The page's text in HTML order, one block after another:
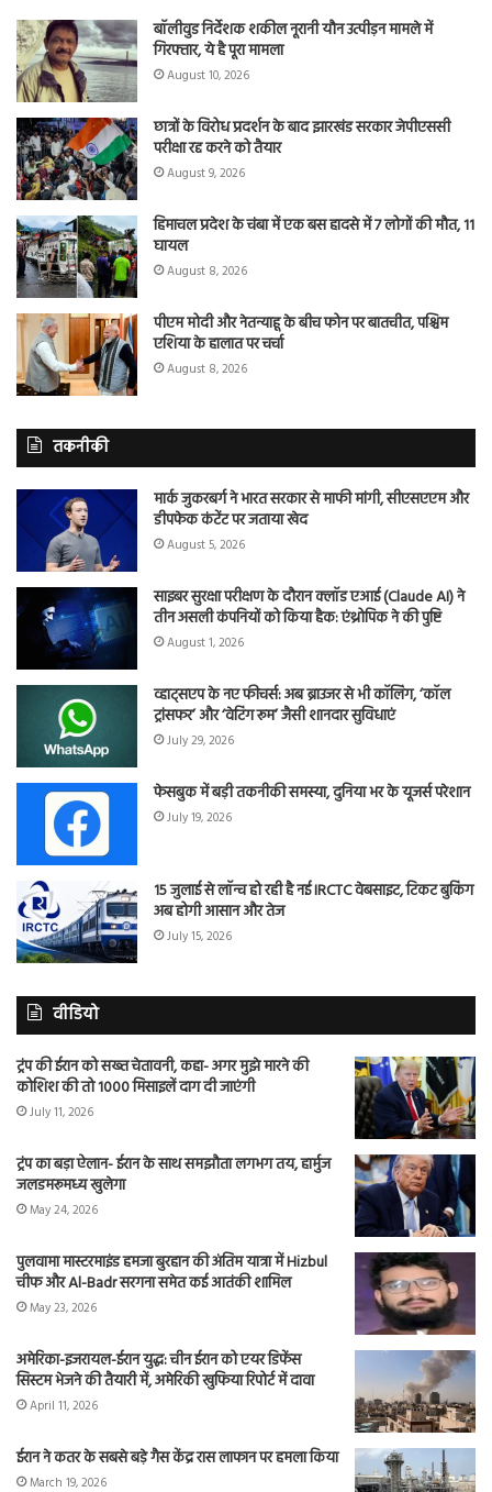
बॉलीवुड निर्देशक शकील नूरानी यौन उत्पीड़न मामले में
गिरफ्तार, ये है पूरा मामला
August 10, 2026
छात्रों के विरोध प्रदर्शन के बाद झारखंड सरकार जेपीएससी
परीक्षा रद्द करने को तैयार
August 9, 2026
हिमाचल प्रदेश के चंबा में एक बस हादसे में 7 लोगों की मौत, 11
घायल
August 8, 2026
पीएम मोदी और नेतन्याहू के बीच फोन पर बातचीत, पश्चिम
एशिया के हालात पर चर्चा
August 8, 2026
तकनीकी
मार्क जुकरबर्ग ने भारत सरकार से माफी मांगी, सीएसएएम और
डीपफेक कंटेंट पर जताया खेद
August 5, 2026
साइबर सुरक्षा परीक्षण के दौरान क्लॉड एआई (Claude AI) ने
तीन असली कंपनियों को किया हैक: एंथ्रोपिक ने की पुष्टि
August 1, 2026
व्हाट्सएप के नए फीचर्स: अब ब्राउजर से भी कॉलिंग, ‘कॉल
ट्रांसफर’ और ‘वेटिंग रूम’ जैसी शानदार सुविधाएं
July 29, 2026
फेसबुक में बड़ी तकनीकी समस्या, दुनिया भर के यूजर्स परेशान
July 19, 2026
15 जुलाई से लॉन्च हो रही है नई IRCTC वेबसाइट, टिकट बुकिंग
अब होगी आसान और तेज
July 15, 2026
वीडियो
ट्रंप की ईरान को सख्त चेतावनी, कहा- अगर मुझे मारने की
कोशिश की तो 1000 मिसाइलें दाग दी जाएंगी
July 11, 2026
ट्रंप का बड़ा ऐलान- ईरान के साथ समझौता लगभग तय, हार्मुज
जलडमरूमध्य खुलेगा
May 24, 2026
पुलवामा मास्टरमाइंड हमजा बुरहान की अंतिम यात्रा में Hizbul
चीफ और Al-Badr सरगना समेत कई आतंकी शामिल
May 23, 2026
अमेरिका-इजरायल-ईरान युद्ध: चीन ईरान को एयर डिफेंस
सिस्टम भेजने की तैयारी में, अमेरिकी खुफिया रिपोर्ट में दावा
April 11, 2026
ईरान ने कतर के सबसे बड़े गैस केंद्र रास लाफान पर हमला किया
March 19, 2026